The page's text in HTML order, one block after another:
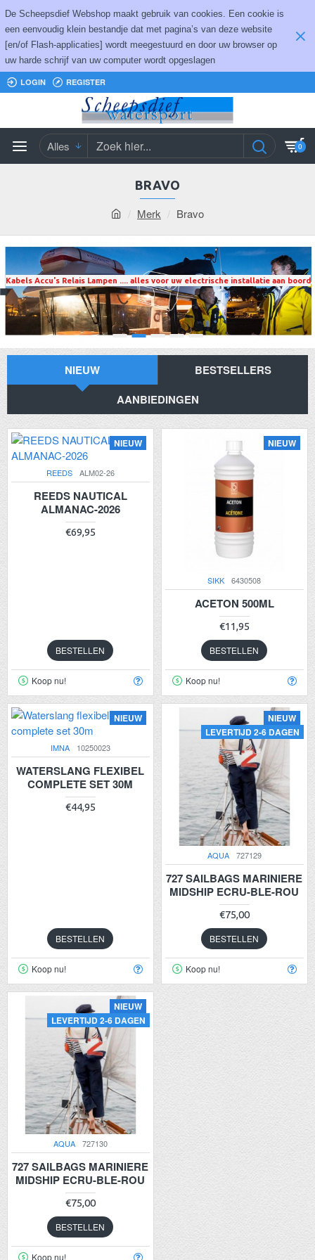
De Scheepsdief Webshop maakt gebruik van cookies. Een cookie is
een eenvoudig klein bestandje dat met pagina’s van deze website
[en/of Flash-applicaties] wordt meegestuurd en door uw browser op
uw harde schrijf van uw computer wordt opgeslagen
LOGIN REGISTER
Alles 0
Merk Bravo
BRAVO
Kabels Accu's Relais Lampen .... alles voor uw electrische installatie aan boord
NIEUW
BESTSELLERS
AANBIEDINGEN
NIEUW
REEDS ALM02-26
REEDS NAUTICAL
ALMANAC-2026
€69,95
BESTELLEN
Koop nu!
NIEUW
SIKK 6430508
ACETON 500ML
€11,95
BESTELLEN
Koop nu!
NIEUW
IMNA 10250023
WATERSLANG FLEXIBEL
COMPLETE SET 30M
€44,95
BESTELLEN
Koop nu!
NIEUW
LEVERTIJD 2-6 DAGEN
AQUA 727129
727 SAILBAGS MARINIERE
MIDSHIP ECRU-BLE-ROU
€75,00
BESTELLEN
Koop nu!
NIEUW
LEVERTIJD 2-6 DAGEN
AQUA 727130
727 SAILBAGS MARINIERE
MIDSHIP ECRU-BLE-ROU
€75,00
BESTELLEN
Koop nu!